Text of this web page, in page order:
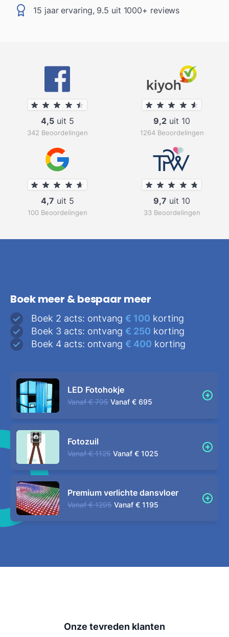
15 jaar ervaring, 9.5 uit 1000+ reviews
4,5uit 5
342 Beoordelingen
9,2 uit 10
1264 Beoordelingen
4,7 uit 5
100 Beoordelingen
9,7 uit 10
33 Beoordelingen
Boek meer & bespaar meer
Boek 2 acts: ontvang € 100 korting
Boek 3 acts: ontvang € 250 korting
Boek 4 acts: ontvang € 400 korting
LED Fotohokje
Vanaf € 795 Vanaf € 695
Fotozuil
Vanaf € 1125 Vanaf € 1025
Premium verlichte dansvloer
Vanaf € 1295 Vanaf € 1195
Onze tevreden klanten